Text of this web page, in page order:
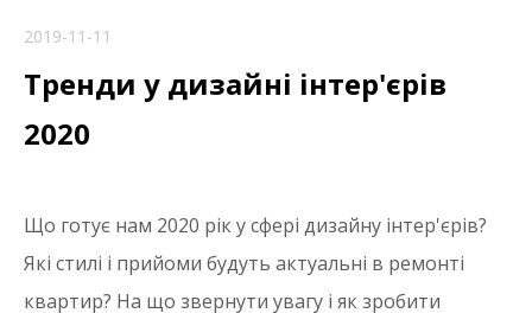
2019-11-11
Тренди у дизайні інтер'єрів
2020
Що готує нам 2020 рік у сфері дизайну інтер'єрів?
Які стилі і прийоми будуть актуальні в ремонті
квартир? На що звернути увагу і як зробити